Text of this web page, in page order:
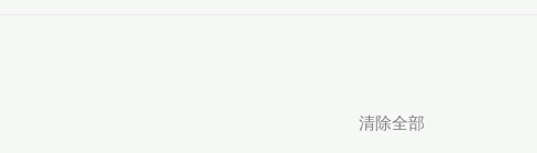
清除全部